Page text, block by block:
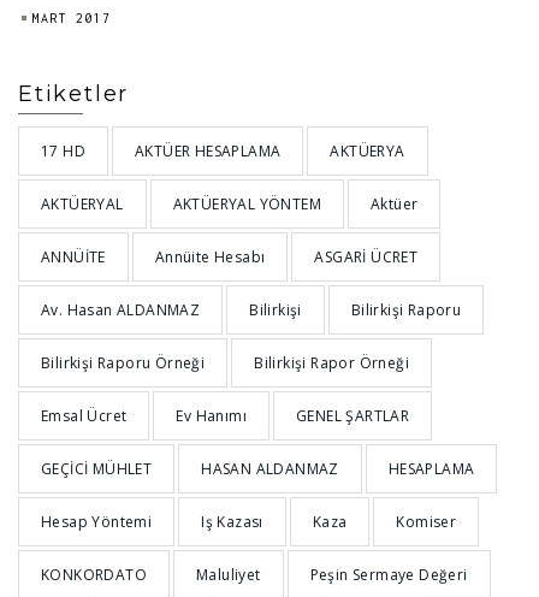
MART 2017
Etiketler
17 HD AKTÜER HESAPLAMA AKTÜERYA
AKTÜERYAL AKTÜERYAL YÖNTEM Aktüer
ANNÜİTE Annüite Hesabı ASGARİ ÜCRET
Av. Hasan ALDANMAZ Bilirkişi Bilirkişi Raporu
Bilirkişi Raporu Örneği Bilirkişi Rapor Örneği
Emsal Ücret Ev Hanımı GENEL ŞARTLAR
GEÇİCİ MÜHLET HASAN ALDANMAZ HESAPLAMA
Hesap Yöntemi Iş Kazası Kaza Komiser
KONKORDATO Maluliyet Peşin Sermaye Değeri